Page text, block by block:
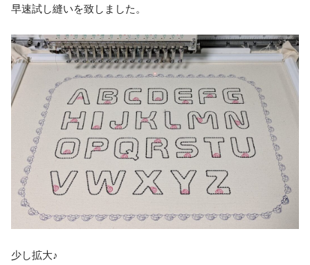
早速試し縫いを致しました。
少し拡大♪